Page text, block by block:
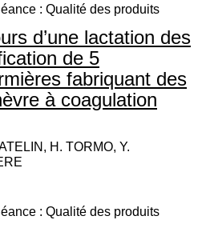
: Qualité des produits
d’une lactation des
de 5
fabriquant des
à coagulation
H. TORMO, Y.
: Qualité des produits